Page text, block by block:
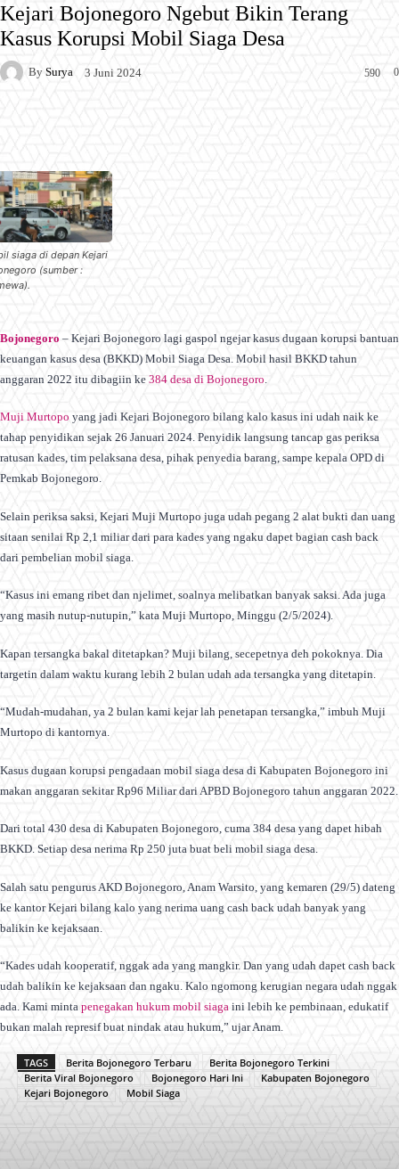
Kejari Bojonegoro Ngebut Bikin Terang
Kasus Korupsi Mobil Siaga Desa
By Surya 3 Juni 2024 0
590
siaga di depan Kejari
(sumber :
Bojonegoro – Kejari Bojonegoro lagi gaspol ngejar kasus dugaan korupsi bantuan
keuangan kasus desa (BKKD) Mobil Siaga Desa. Mobil hasil BKKD tahun
anggaran 2022 itu dibagiin ke 384 desa di Bojonegoro
Muji Murtopo yang jadi Kejari Bojonegoro bilang kalo kasus ini udah naik ke
tahap penyidikan sejak 26 Januari 2024. Penyidik langsung tancap gas periksa
ratusan kades, tim pelaksana desa, pihak penyedia barang, sampe kepala OPD di
Pemkab Bojonegoro.
Selain periksa saksi, Kejari Muji Murtopo juga udah pegang 2 alat bukti dan uang
sitaan senilai Rp 2,1 miliar dari para kades yang ngaku dapet bagian cash back
dari pembelian mobil siaga.
“Kasus ini emang ribet dan njelimet, soalnya melibatkan banyak saksi. Ada juga
yang masih nutup-nutupin,” kata Muji Murtopo, Minggu (2/5/2024).
Kapan tersangka bakal ditetapkan? Muji bilang, secepetnya deh pokoknya. Dia
targetin dalam waktu kurang lebih 2 bulan udah ada tersangka yang ditetapin.
“Mudah-mudahan, ya 2 bulan kami kejar lah penetapan tersangka,” imbuh Muji
Murtopo di kantornya.
Kasus dugaan korupsi pengadaan mobil siaga desa di Kabupaten Bojonegoro ini
makan anggaran sekitar Rp96 Miliar dari APBD Bojonegoro tahun anggaran 2022.
Dari total 430 desa di Kabupaten Bojonegoro, cuma 384 desa yang dapet hibah
BKKD. Setiap desa nerima Rp 250 juta buat beli mobil siaga desa.
Salah satu pengurus AKD Bojonegoro, Anam Warsito, yang kemaren (29/5) dateng
ke kantor Kejari bilang kalo yang nerima uang cash back udah banyak yang
balikin ke kejaksaan.
“Kades udah kooperatif, nggak ada yang mangkir. Dan yang udah dapet cash back
udah balikin ke kejaksaan dan ngaku. Kalo ngomong kerugian negara udah nggak
ada. Kami minta penegakan hukum mobil siaga ini lebih ke pembinaan, edukatif
bukan malah represif buat nindak atau hukum,” ujar Anam.
TAGS Berita Bojonegoro Terbaru
Berita Bojonegoro Terkini
Berita Viral Bojonegoro
Bojonegoro Hari Ini
Kabupaten Bojonegoro
Kejari Bojonegoro
Mobil Siaga